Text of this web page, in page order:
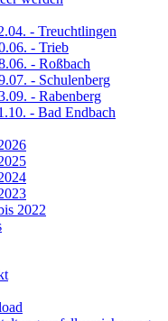
- Treuchtlingen
- Trieb
- Roßbach
- Schulenberg
- Rabenberg
- Bad Endbach
2022